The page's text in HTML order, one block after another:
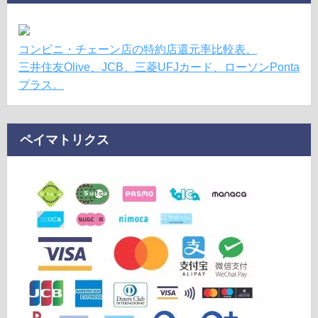
コンビニ・チェーン店の特約店還元率比較表。
三井住友Olive、JCB、三菱UFJカード、ローソンPonta
プラス。
ペイマトリクス